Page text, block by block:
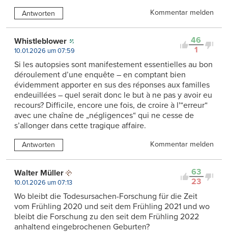
Antworten Kommentar melden
46
1
Whistleblower
10.01.2026 um 07:59
Si les autopsies sont manifestement essentielles au bon
déroulement d’une enquête – en comptant bien
évidemment apporter en sus des réponses aux familles
endeuillées – quel serait donc le but à ne pas y avoir eu
recours? Difficile, encore une fois, de croire à l'“erreur“
avec une chaîne de „négligences“ qui ne cesse de
s’allonger dans cette tragique affaire.
Antworten Kommentar melden
63
23
Walter Müller
10.01.2026 um 07:13
Wo bleibt die Todesursachen-Forschung für die Zeit
vom Frühling 2020 und seit dem Frühling 2021 und wo
bleibt die Forschung zu den seit dem Frühling 2022
anhaltend eingebrochenen Geburten?